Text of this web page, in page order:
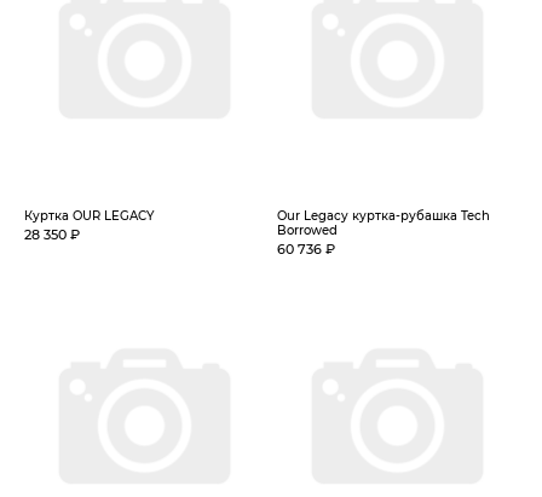
Куртка OUR LEGACY
28 350 ₽
Our Legacy куртка-рубашка Tech
Borrowed
60 736 ₽